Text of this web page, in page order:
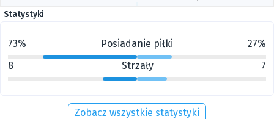
Statystyki
73% Posiadanie piłki
27%
8
Strzały 7
Zobacz wszystkie statystyki